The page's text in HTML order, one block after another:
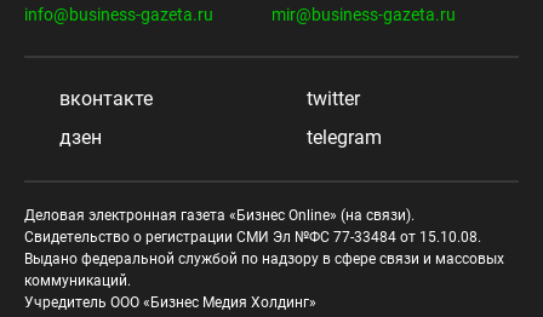
info@business-gazeta.ru
mir@business-gazeta.ru
вконтакте
twitter
дзен
telegram
Деловая электронная газета «Бизнес Online» (на связи).
Свидетельство о регистрации СМИ Эл №ФС 77-33484 от 15.10.08.
Выдано федеральной службой по надзору в сфере связи и массовых
коммуникаций.
Учредитель ООО «Бизнес Медия Холдинг»